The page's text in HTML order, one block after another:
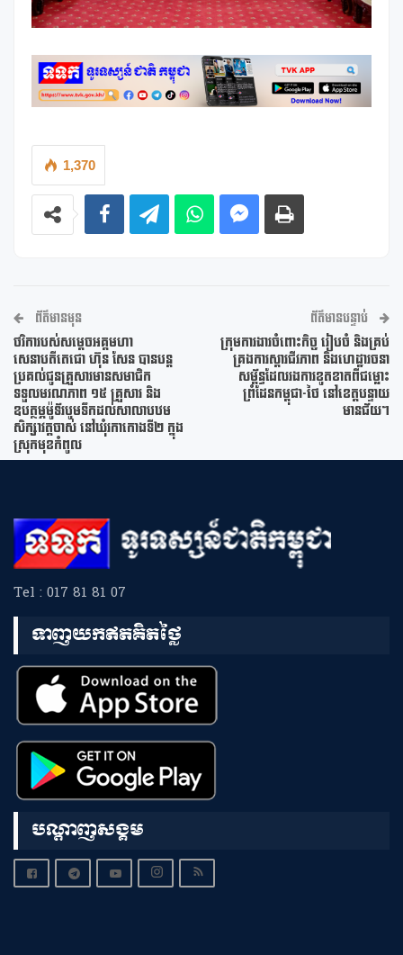
1,370
ព័ត៌មានមុន
ថវិការបស់សម្តេចអគ្គមហា
សេនាបតីតេជោ ហ៊ុន សែន បានបន្ត
ប្រគល់ជូនគ្រួសារមានសមាជិក
ទទួលមរណភាព ១៥ គ្រួសារ និង
ឧបត្ថម្ភម៉ូទ័របូមទឹកដល់សាលាបឋម
សិក្សាវត្តចាស់ នៅឃុំរកាកោងទី២ ក្នុង
ស្រុកមុខកំពូល
ព័ត៌មានបន្ទាប់
ក្រុមការងារចំពោះកិច្ច រៀបចំ និងគ្រប់
គ្រងការស្តារជីវភាព និងហេដ្ឋារចនា
សម្ព័ន្ធដែលរងការខូតខាតពីជម្លោះ
ព្រំដែនកម្ពុជា-ថៃ នៅខេត្តបន្ទាយ
មានជ័យ។
Tel : 017 81 81 07
ទាញយកឥតគិតថ្លៃ
បណ្តាញសង្គម